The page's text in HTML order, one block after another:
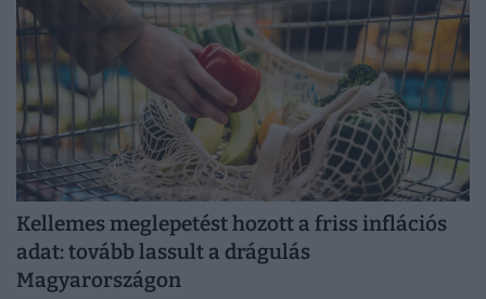
Kellemes meglepetést hozott a friss inflációs
adat: tovább lassult a drágulás
Magyarországon